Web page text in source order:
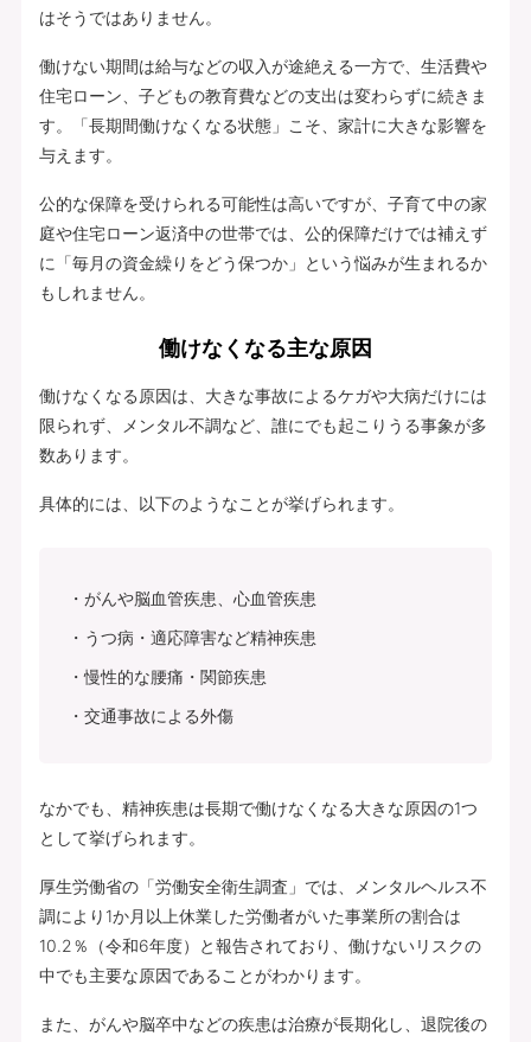
はそうではありません。
働けない期間は給与などの収入が途絶える一方で、生活費や
住宅ローン、子どもの教育費などの支出は変わらずに続きま
す。「長期間働けなくなる状態」こそ、家計に大きな影響を
与えます。
公的な保障を受けられる可能性は高いですが、子育て中の家
庭や住宅ローン返済中の世帯では、公的保障だけでは補えず
に「毎月の資金繰りをどう保つか」という悩みが生まれるか
もしれません。
働けなくなる主な原因
働けなくなる原因は、大きな事故によるケガや大病だけには
限られず、メンタル不調など、誰にでも起こりうる事象が多
数あります。
具体的には、以下のようなことが挙げられます。
がんや脳血管疾患、心血管疾患
うつ病・適応障害など精神疾患
慢性的な腰痛・関節疾患
交通事故による外傷
なかでも、精神疾患は長期で働けなくなる大きな原因の1つ
として挙げられます。
厚生労働省の「労働安全衛生調査」では、メンタルヘルス不
調により1か月以上休業した労働者がいた事業所の割合は
10.2％（令和6年度）と報告されており、働けないリスクの
中でも主要な原因であることがわかります。
また、がんや脳卒中などの疾患は治療が長期化し、退院後の